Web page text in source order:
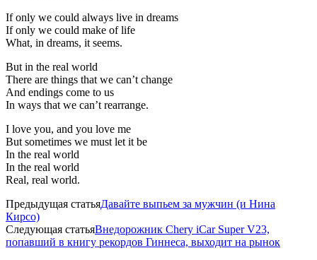
If only we could always live in dreams
If only we could make of life
What, in dreams, it seems.
But in the real world
There are things that we can’t change
And endings come to us
In ways that we can’t rearrange.
I love you, and you love me
But sometimes we must let it be
In the real world
In the real world
Real, real world.
Предыдущая статьяДавайте выпьем за мужчин (и Нина
Кирсо)
Следующая статьяВнедорожник Chery iCar Super V23,
попавший в книгу рекордов Гиннеса, выходит на рынок